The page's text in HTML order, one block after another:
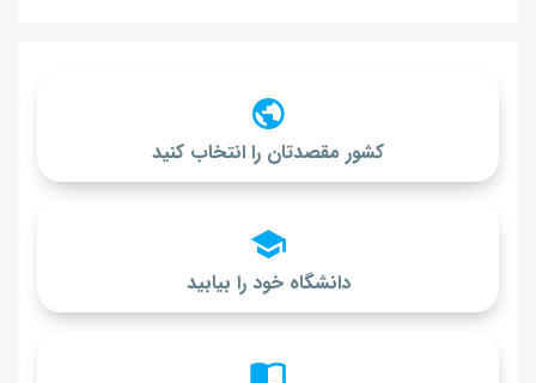
کشور مقصدتان را انتخاب کنید
دانشگاه خود را بیابید